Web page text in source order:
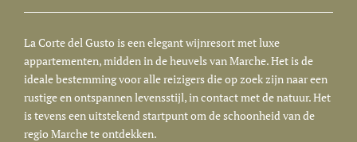
La Corte del Gusto is een elegant wijnresort met luxe
appartementen, midden in de heuvels van Marche. Het is de
ideale bestemming voor alle reizigers die op zoek zijn naar een
rustige en ontspannen levensstijl, in contact met de natuur. Het
is tevens een uitstekend startpunt om de schoonheid van de
regio Marche te ontdekken.